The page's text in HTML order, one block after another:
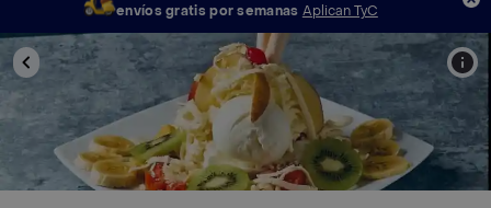
envíos gratis por semanas Aplican TyC